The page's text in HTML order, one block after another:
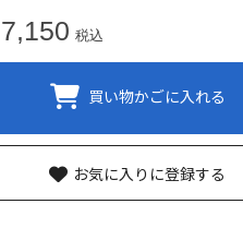
税込
買い物かごに入れる
お気に入りに登録する